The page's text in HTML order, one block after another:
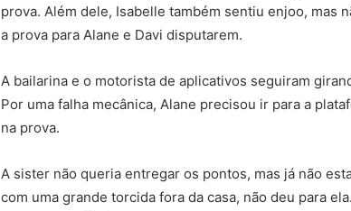
prova. Além dele, Isabelle também sentiu enjoo, mas
a prova para Alane e Davi disputarem.
A bailarina e o motorista de aplicativos seguiram
Por uma falha mecânica, Alane precisou ir para a
na prova.
A sister não queria entregar os pontos, mas já não
com uma grande torcida fora da casa, não deu para